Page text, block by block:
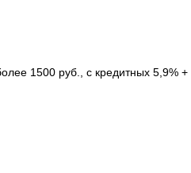
1500 руб., с кредитных 5,9% +